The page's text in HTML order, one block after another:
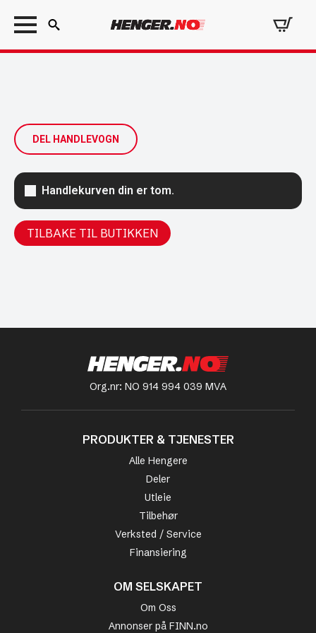
Search
DEL HANDLEVOGN
Handlekurven din er tom.
TILBAKE TIL BUTIKKEN
Org.nr: NO 914 994 039 MVA
PRODUKTER & TJENESTER
Alle Hengere
Deler
Utleie
Tilbehør
Verksted / Service
Finansiering
OM SELSKAPET
Om Oss
Annonser på FINN.no